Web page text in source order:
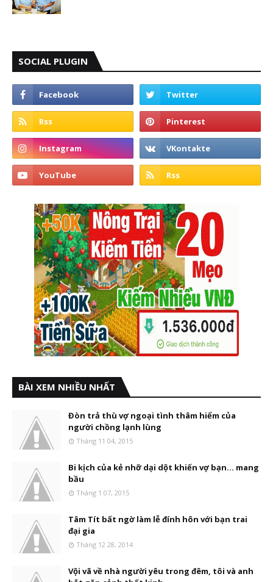
SOCIAL PLUGIN
BÀI XEM NHIỀU NHẤT
Đòn trả thù vợ ngoại tình thâm hiểm của
người chồng lạnh lùng
Tháng 11 04, 2015
Bi kịch của kẻ nhỡ dại dột khiến vợ bạn... mang
bầu
Tháng 1 07, 2015
Tâm Tít bất ngờ làm lễ đính hôn với bạn trai
đại gia
Tháng 12 28, 2014
Vội vã về nhà người yêu trong đêm, tôi và anh